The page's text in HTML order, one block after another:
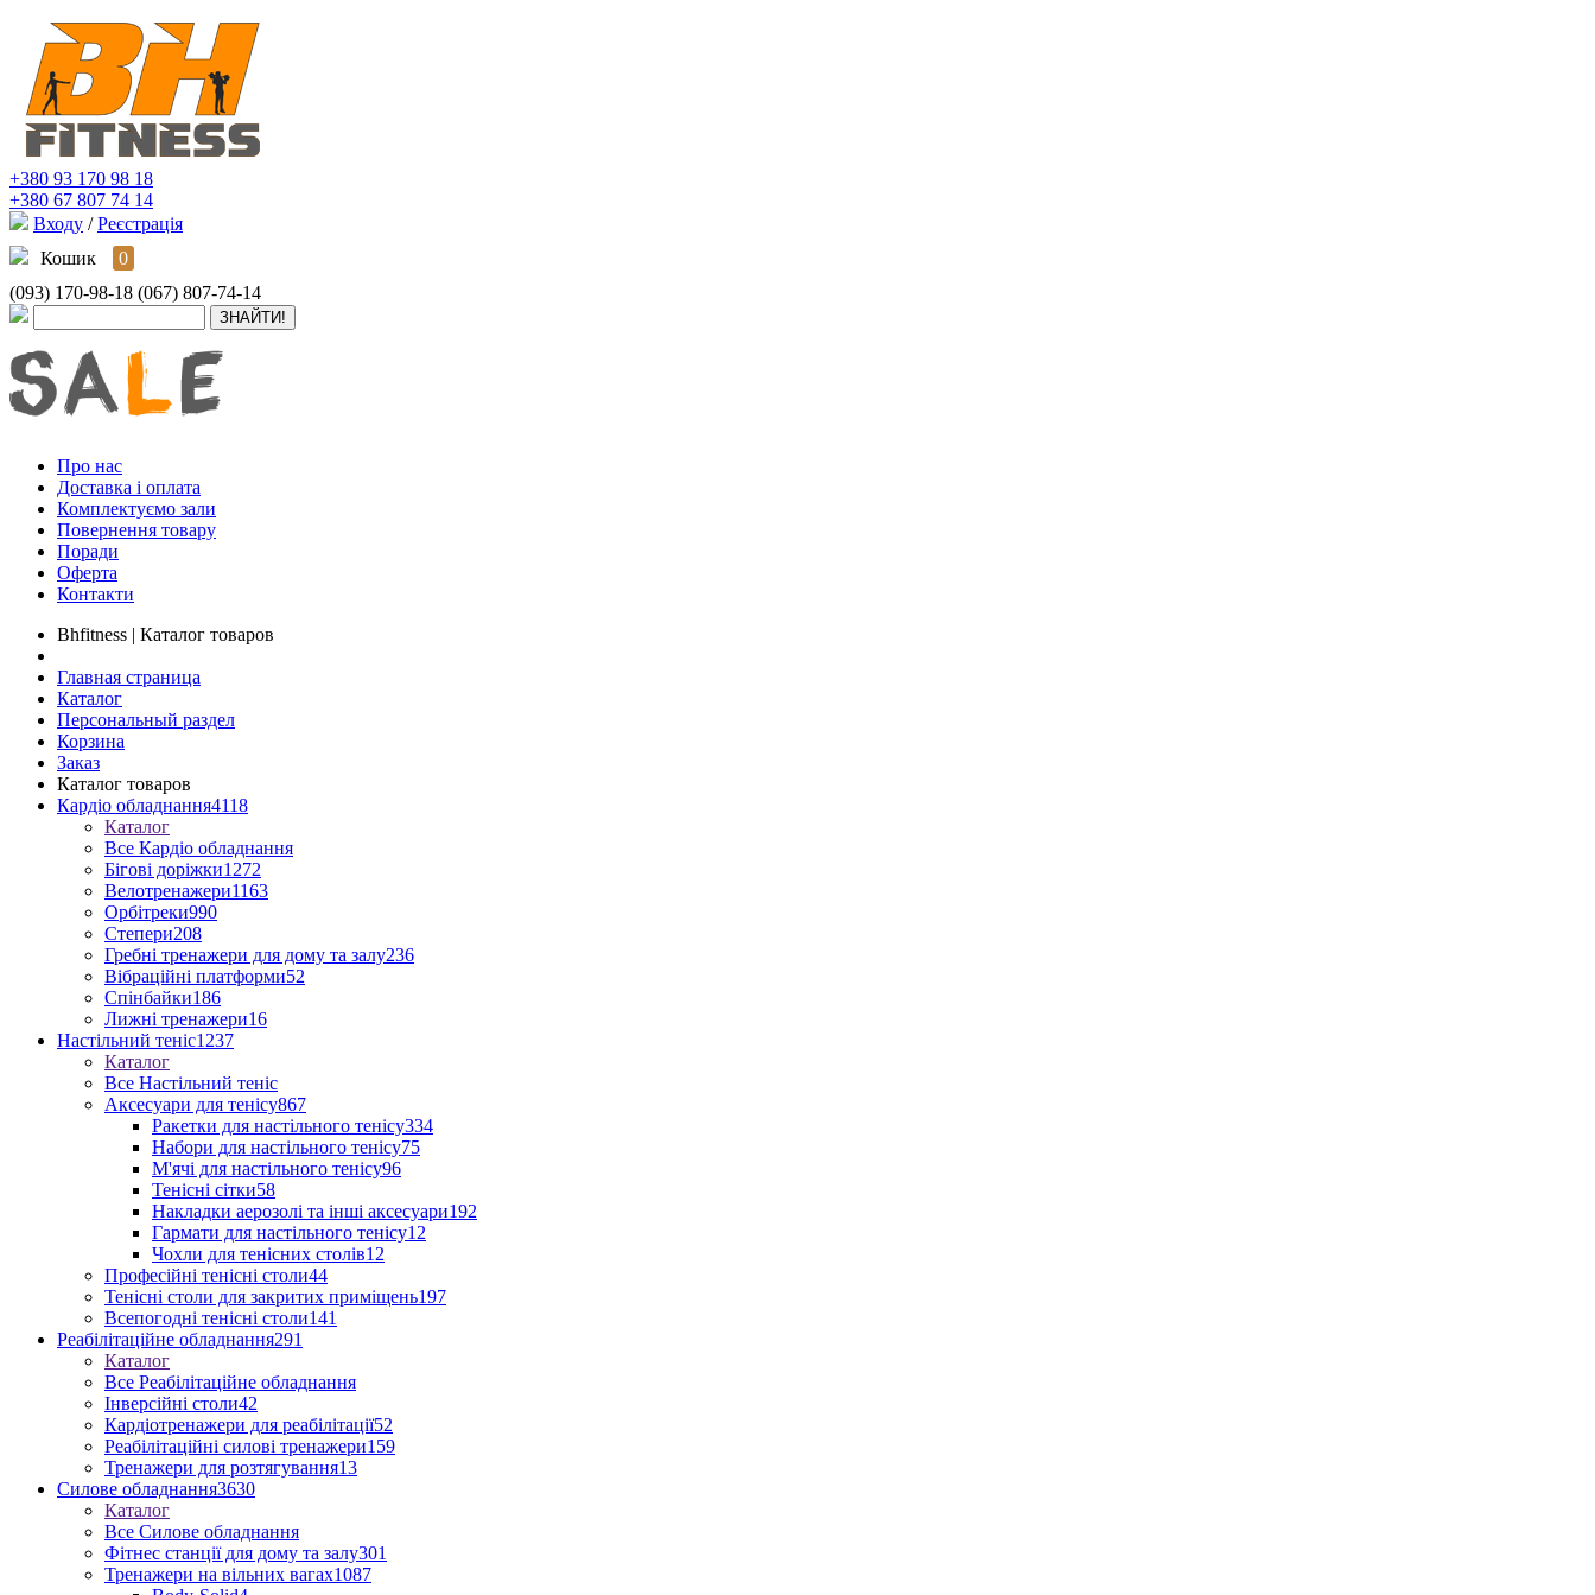
+380 93 170 98 18
+380 67 807 74 14
Входу / Реєстрація
Кошик
0
(093) 170-98-18 (067) 807-74-14
Про нас
Доставка і оплата
Комплектуємо зали
Повернення товару
Поради
Оферта
Контакти
Bhfitness | Каталог товаров
Главная страница
Каталог
Персональный раздел
Корзина
Заказ
Каталог товаров
Кардіо обладнання4118
Каталог
Все Кардіо обладнання
Бігові доріжки1272
Велотренажери1163
Орбітреки990
Степери208
Гребні тренажери для дому та залу236
Вібраційні платформи52
Спінбайки186
Лижні тренажери16
Настільний теніс1237
Каталог
Все Настільний теніс
Аксесуари для тенісу867
Ракетки для настільного тенісу334
Набори для настільного тенісу75
М'ячі для настільного тенісу96
Тенісні сітки58
Накладки аерозолі та інші аксесуари192
Гармати для настільного тенісу12
Чохли для тенісних столів12
Професійні тенісні столи44
Тенісні столи для закритих приміщень197
Всепогодні тенісні столи141
Реабілітаційне обладнання291
Каталог
Все Реабілітаційне обладнання
Інверсійні столи42
Кардіотренажери для реабілітації52
Реабілітаційні силові тренажери159
Тренажери для розтягування13
Силове обладнання3630
Каталог
Все Силове обладнання
Фітнес станції для дому та залу301
Тренажери на вільних вагах1087